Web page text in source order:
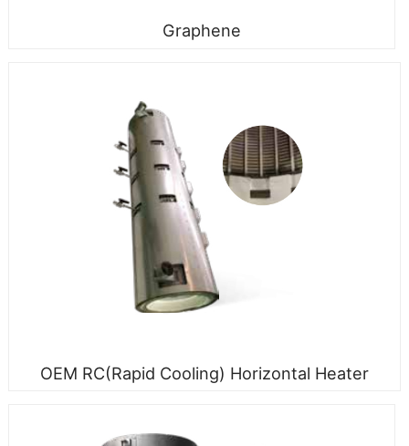
Graphene
OEM RC(Rapid Cooling) Horizontal Heater